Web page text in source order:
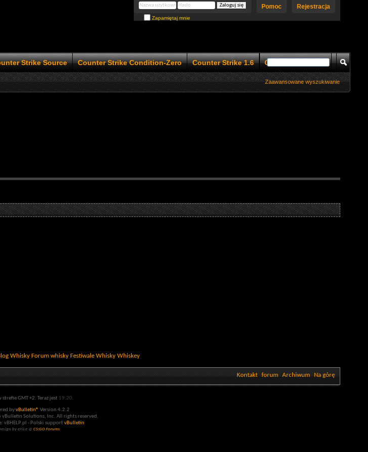
Rejestracja
Pomoc
Zapamiętaj mnie
Strike Source Counter Strike Condition-Zero Counter Strike 1.6 Counter Strike 1.5
Zaawansowane wyszukiwanie
Whisky Forum whisky Festiwale Whisky Whiskey
Kontakt forum Archiwum Na górę
strefie GMT +2. Teraz jest 19:20.
byvBulletin® Version 4.2.2
Solutions, Inc. All rights reserved.
vBHELP.pl - Polski supportvBulletin
by eXiLe @ CS:GO Forums